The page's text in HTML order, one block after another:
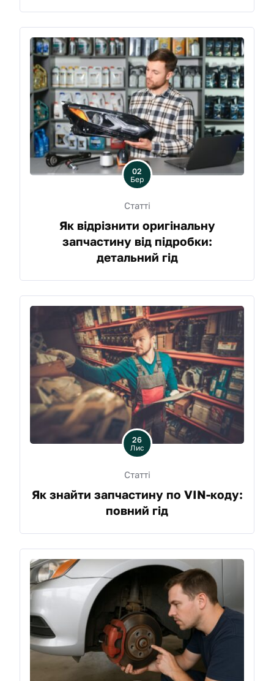
02
Бер
Статті
Як відрізнити оригінальну
запчастину від підробки:
детальний гід
26
Лис
Статті
Як знайти запчастину по VIN-коду:
повний гід